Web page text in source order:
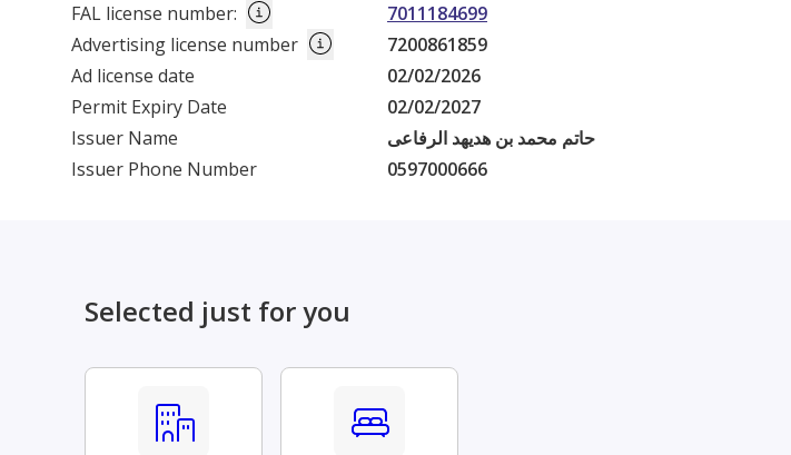
FAL license number:
7011184699
Advertising license number
7200861859
Ad license date
02/02/2026
Permit Expiry Date
02/02/2027
Issuer Name
حاتم محمد بن هديهد الرفاعى
Issuer Phone Number
0597000666
Selected just for you